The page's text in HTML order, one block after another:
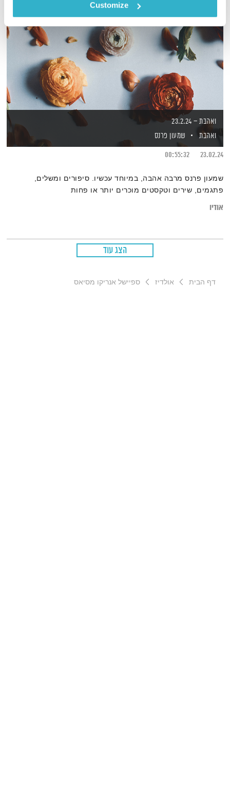
Customize
ואהבת – 23.2.24
ואהבת
שמעון פרנס
23.02.24
00:55:32
שמעון פרנס מרבה אהבה, במיוחד עכשיו. סיפורים ומשלים,
פתגמים, שירים וטקסטים מוכרים יותר או פחות
אודיו
הצג עוד
דף הבית אולדיז ספיישל אנריקו מסיאס